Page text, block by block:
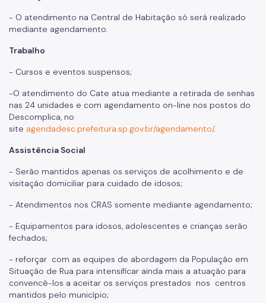
- O atendimento na Central de Habitação só será realizado
mediante agendamento.
Trabalho
- Cursos e eventos suspensos;
-O atendimento do Cate atua mediante a retirada de senhas
nas 24 unidades e com agendamento on-line nos postos do
Descomplica, no
site agendadesc.prefeitura.sp.gov.br/agendamento/.
Assistência Social
- Serão mantidos apenas os serviços de acolhimento e de
visitação domiciliar para cuidado de idosos;
- Atendimentos nos CRAS somente mediante agendamento;
- Equipamentos para idosos, adolescentes e crianças serão
fechados;
- reforçar com as equipes de abordagem da População em
Situação de Rua para intensificar ainda mais a atuação para
convencê-los a aceitar os serviços prestados nos centros
mantidos pelo município;